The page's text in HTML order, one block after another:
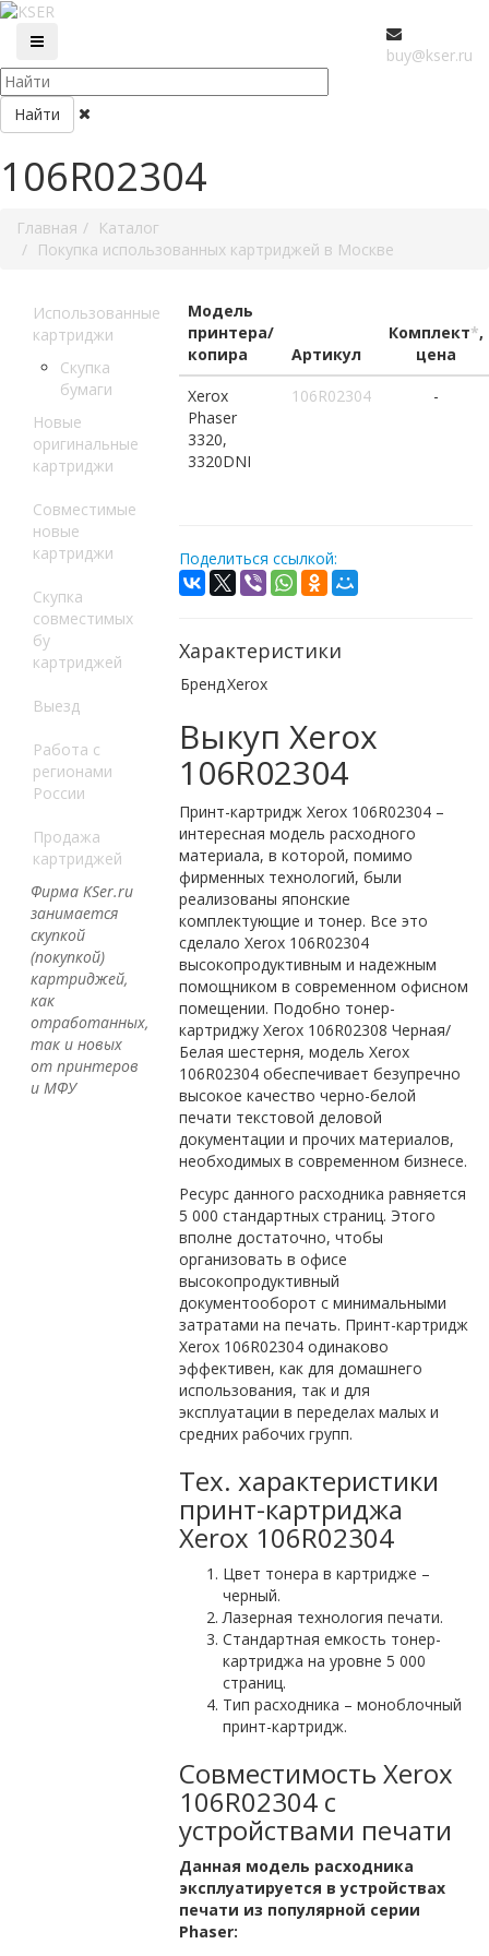
buy@kser.ru
Найти
106R02304
Главная
Каталог
Покупка использованных картриджей в Москве
Использованные
картриджи
Скупка
бумаги
Новые
оригинальные
картриджи
Совместимые
новые
картриджи
Скупка
совместимых
бу
картриджей
Выезд
Работа с
регионами
России
Продажа
картриджей
Фирма KSer.ru
занимается
скупкой
(покупкой)
картриджей,
как
отработанных,
так и новых
от принтеров
и МФУ
Модель
принтера/
копира
Артикул
Комплект*,
цена
Xerox
Phaser
3320,
3320DNI
106R02304 -
Поделиться ссылкой:
Характеристики
БрендXerox
Выкуп Xerox
106R02304
Принт-картридж Xerox 106R02304 –
интересная модель расходного
материала, в которой, помимо
фирменных технологий, были
реализованы японские
комплектующие и тонер. Все это
сделало Xerox 106R02304
высокопродуктивным и надежным
помощником в современном офисном
помещении. Подобно тонер-
картриджу Xerox 106R02308 Черная/
Белая шестерня, модель Xerox
106R02304 обеспечивает безупречно
высокое качество черно-белой
печати текстовой деловой
документации и прочих материалов,
необходимых в современном бизнесе.
Ресурс данного расходника равняется
5 000 стандартных страниц. Этого
вполне достаточно, чтобы
организовать в офисе
высокопродуктивный
документооборот с минимальными
затратами на печать. Принт-картридж
Xerox 106R02304 одинаково
эффективен, как для домашнего
использования, так и для
эксплуатации в переделах малых и
средних рабочих групп.
Тех. характеристики
принт-картриджа
Xerox 106R02304
Цвет тонера в картридже –
черный.
Лазерная технология печати.
Стандартная емкость тонер-
картриджа на уровне 5 000
страниц.
Тип расходника – моноблочный
принт-картридж.
Совместимость Xerox
106R02304 с
устройствами печати
Данная модель расходника
эксплуатируется в устройствах
печати из популярной серии
Phaser: